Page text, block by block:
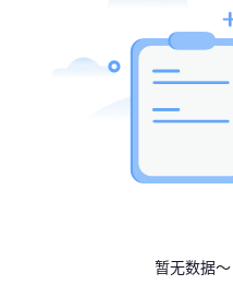
暂无数据～